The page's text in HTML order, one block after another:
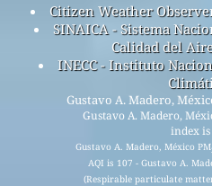
Citizen Weather
SINAICA - Sistema
Calidad del
INECC - Instituto
Gustavo A. Madero,
Gustavo A. Madero,
index is
Gustavo A. Madero, México PM
AQI is 107 - Gustavo A.
(Respirable particulate